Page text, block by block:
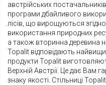
австрійських
програми дбайливого
лісів, що вирощуються
використання природних
а також вторинна деревина
Topalit відповідають
продукти Topalit
Верхній Австрії. Це дає Вам
знаку якості. Стільниці